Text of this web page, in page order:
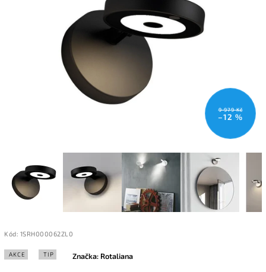
9 979 Kč
–12 %
Kód: 1SRH000062ZL0
AKCE TIP Značka: Rotaliana